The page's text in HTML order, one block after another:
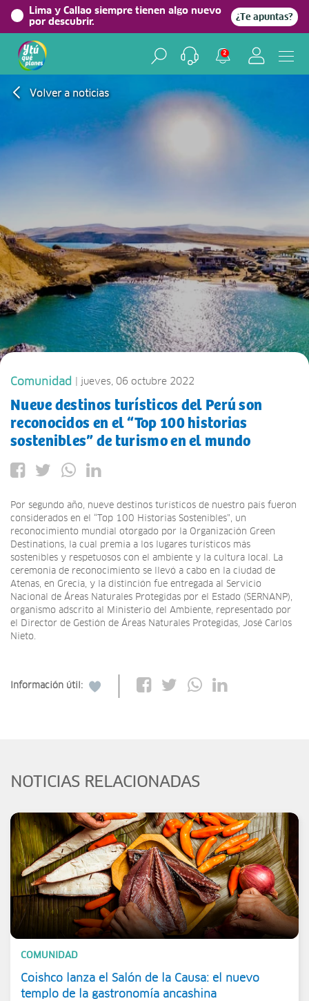
Lima y Callao siempre tienen algo nuevo
por descubrir.
¿Te apuntas?
2
Volver a noticias
Comunidad | jueves, 06 octubre 2022
Nueve destinos turísticos del Perú son
reconocidos en el “Top 100 historias
sostenibles” de turismo en el mundo
Por segundo año, nueve destinos turísticos de nuestro país fueron
considerados en el “Top 100 Historias Sostenibles”, un
reconocimiento mundial otorgado por la Organización Green
Destinations, la cual premia a los lugares turísticos más
sostenibles y respetuosos con el ambiente y la cultura local. La
ceremonia de reconocimiento se llevó a cabo en la ciudad de
Atenas, en Grecia, y la distinción fue entregada al Servicio
Nacional de Áreas Naturales Protegidas por el Estado (SERNANP),
organismo adscrito al Ministerio del Ambiente, representado por
el Director de Gestión de Áreas Naturales Protegidas, José Carlos
Nieto.
Información útil:
NOTICIAS RELACIONADAS
COMUNIDAD
Coishco lanza el Salón de la Causa: el nuevo
templo de la gastronomía ancashina